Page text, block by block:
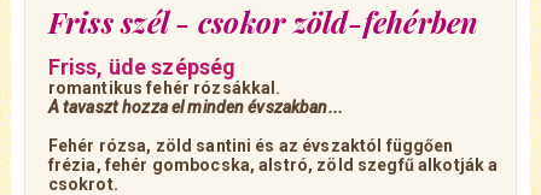
Friss szél - csokor zöld-fehérben
Friss, üde szépség
romantikus fehér rózsákkal.
A tavaszt hozza el minden évszakban...
Fehér rózsa, zöld santini és az évszaktól függően
frézia, fehér gombocska, alstró, zöld szegfű alkotják a
csokrot.